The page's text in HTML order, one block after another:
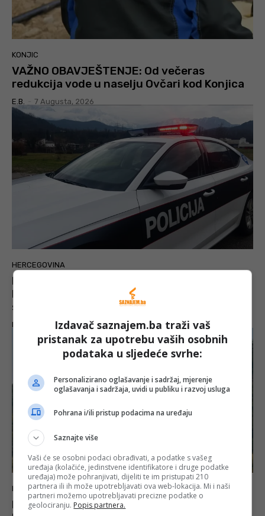
KONJIC
VAŽNO OBAVJEŠTENJE: Od večeras
redukcija vode u naselju Ovčari kod Konjica
E.B. 7 Augusta, 2026
HERCEGOVINA
RASVIJETLJENA PROVALA U BENZINSKU
PUMPU U KONJICU: Dvije osobe lišene
slobode u Jablanici i Čapljini
E.B. 7 Augusta, 2026
KONJIC
Požar u Kanjini i dalje bukti: Na terenu dva
Izdavač saznajem.ba traži vaš
pristanak za upotrebu vaših osobnih
podataka u sljedeće svrhe:
Personalizirano oglašavanje i sadržaj, mjerenje
oglašavanja i sadržaja, uvidi u publiku i razvoj usluga
Pohrana i/ili pristup podacima na uređaju
Saznajte više
Vaši će se osobni podaci obrađivati, a podatke s vašeg
uređaja (kolačiće, jedinstvene identifikatore i druge podatke
uređaja) može pohranjivati, dijeliti te im pristupati 210
partnera ili ih može upotrebljavati ova web-lokacija. Mi i naši
partneri možemo upotrebljavati precizne podatke o
geolociranju. Popis partnera.